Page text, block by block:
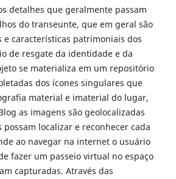
detalhes que geralmente passam
do transeunte, que em geral são
e características patrimoniais dos
de resgate da identidade e da
se materializa em um repositório
dos ícones singulares que
material e imaterial do lugar,
as imagens são geolocalizadas
localizar e reconhecer cada
ao navegar na internet o usuário
fazer um passeio virtual no espaço
capturadas. Através das